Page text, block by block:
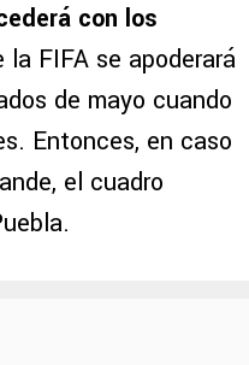
con los
la FIFA se apoderará
de mayo cuando
Entonces, en caso
el cuadro